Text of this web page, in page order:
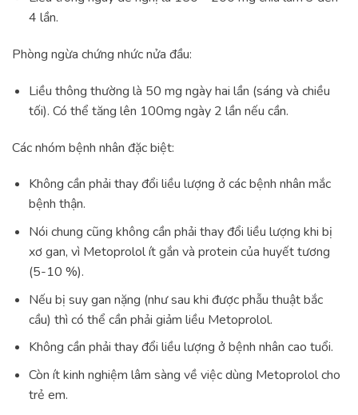
4 lần.
Phòng ngừa chứng nhức nửa đầu:
Liều thông thường là 50 mg ngày hai lần (sáng và chiều
tối). Có thể tăng lên 100mg ngày 2 lần nếu cần.
Các nhóm bệnh nhân đặc biệt:
Không cần phải thay đổi liều lượng ở các bệnh nhân mắc
bệnh thận.
Nói chung cũng không cần phải thay đổi liều lượng khi bị
xơ gan, vì Metoprolol ít gắn và protein của huyết tương
(5-10 %).
Nếu bị suy gan nặng (như sau khi được phẫu thuật bắc
cầu) thì có thể cần phải giảm liều Metoprolol.
Không cần phải thay đổi liều lượng ở bệnh nhân cao tuổi.
Còn ít kinh nghiệm lâm sàng về việc dùng Metoprolol cho
trẻ em.